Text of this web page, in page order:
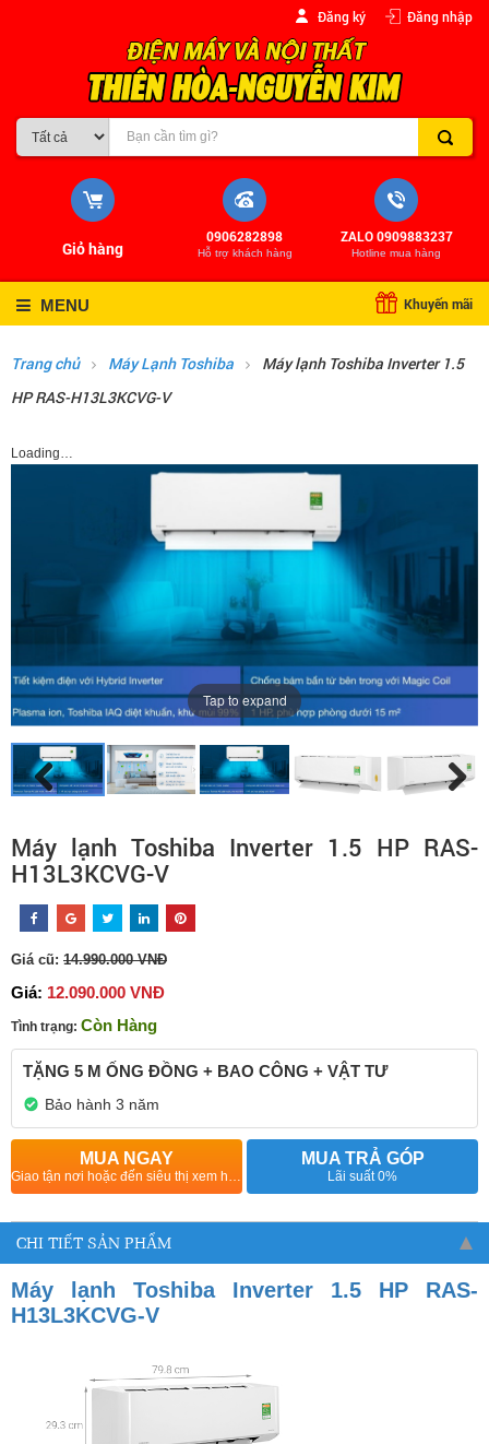
Đăng ký Đăng nhập
ZALO 0909883237
Hotline mua hàng
0906282898
Hỗ trợ khách hàng
Giỏ hàng
Khuyến mãi
MENU
Trang chủ Máy Lạnh Toshiba
Máy lạnh Toshiba Inverter 1.5
HP RAS-H13L3KCVG-V
Loading…
Tap to expand
Máy lạnh Toshiba Inverter 1.5 HP RAS-
H13L3KCVG-V
Giá cũ: 14.990.000 VNĐ
Giá: 12.090.000 VNĐ
Tình trạng: Còn Hàng
TẶNG 5 M ỐNG ĐỒNG + BAO CÔNG + VẬT TƯ
Bảo hành 3 năm
MUA NGAY
Giao tận nơi hoặc đến siêu thị xem hàng
MUA TRẢ GÓP
Lãi suất 0%
CHI TIẾT SẢN PHẨM
Máy lạnh Toshiba Inverter 1.5 HP RAS-
H13L3KCVG-V